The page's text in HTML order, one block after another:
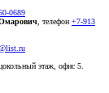
0689
, телефон +7-913
этаж, офис 5.